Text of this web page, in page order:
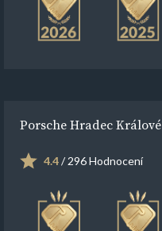
Porsche Hradec Králové
4.4/ 296 Hodnocení